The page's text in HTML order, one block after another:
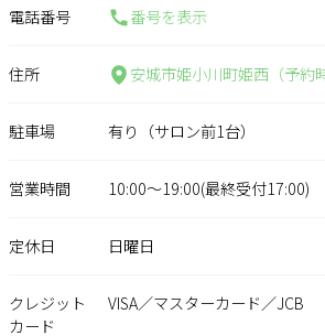
電話番号 番号を表示
住所 安城市姫小川町姫西（予約
駐車場 有り（サロン前1台）
営業時間 10:00〜19:00(最終受付17:00)
定休日 日曜日
クレジット
カード
VISA／マスターカード／JCB